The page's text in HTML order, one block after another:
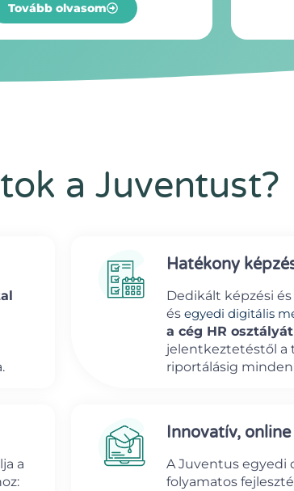
Tovább olvasom
a Juventust?
Hatékony
Dedikált képzési
ésegyedi digitális
a cég HR osztályát
jelentkeztetéstől a
riportálásig
a
Innovatív,
A Juventus egyedi
folyamatos